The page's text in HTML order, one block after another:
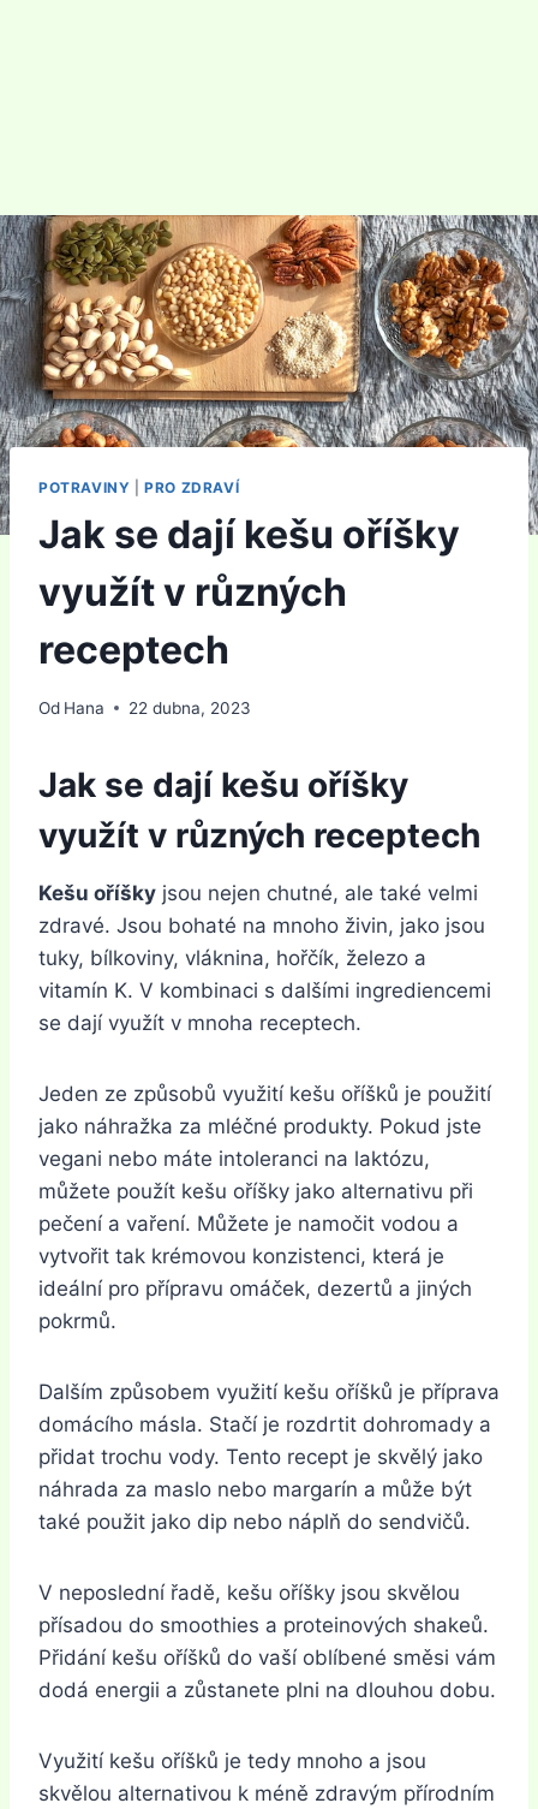
POTRAVINY |PRO ZDRAVÍ
Jak se dají kešu oříšky
využít v různých
receptech
Od Hana 22 dubna, 2023
Jak se dají kešu oříšky
využít v různých receptech
Kešu oříšky jsou nejen chutné, ale také velmi
zdravé. Jsou bohaté na mnoho živin, jako jsou
tuky, bílkoviny, vláknina, hořčík, železo a
vitamín K. V kombinaci s dalšími ingrediencemi
se dají využít v mnoha receptech.
Jeden ze způsobů využití kešu oříšků je použití
jako náhražka za mléčné produkty. Pokud jste
vegani nebo máte intoleranci na laktózu,
můžete použít kešu oříšky jako alternativu při
pečení a vaření. Můžete je namočit vodou a
vytvořit tak krémovou konzistenci, která je
ideální pro přípravu omáček, dezertů a jiných
pokrmů.
Dalším způsobem využití kešu oříšků je příprava
domácího másla. Stačí je rozdrtit dohromady a
přidat trochu vody. Tento recept je skvělý jako
náhrada za maslo nebo margarín a může být
také použit jako dip nebo náplň do sendvičů.
V neposlední řadě, kešu oříšky jsou skvělou
přísadou do smoothies a proteinových shakeů.
Přidání kešu oříšků do vaší oblíbené směsi vám
dodá energii a zůstanete plni na dlouhou dobu.
Využití kešu oříšků je tedy mnoho a jsou
skvělou alternativou k méně zdravým přírodním